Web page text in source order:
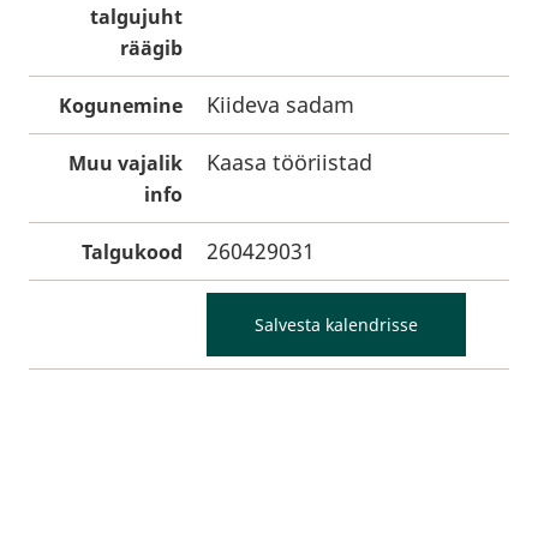
talgujuht
räägib
Kogunemine Kiideva sadam
Muu vajalik
info
Kaasa tööriistad
Talgukood 260429031
Salvesta kalendrisse